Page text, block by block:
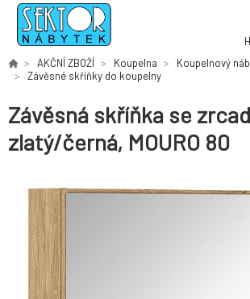
AKČNÍ ZBOŽÍ Koupelna
Koupelnový
Závěsné skříňky do koupelny
Závěsná skříňka se
zlatý/černá, MOURO 80